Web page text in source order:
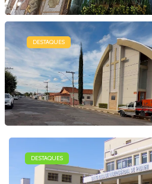
DESTAQUES
DESTAQUES